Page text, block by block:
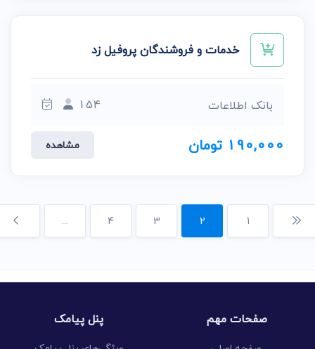
خدمات و فروشندگان پروفیل زد
بانک اطلاعات 154
190,000 تومان مشاهده
... 4 3 2 1
صفحات مهم پنل پیامک